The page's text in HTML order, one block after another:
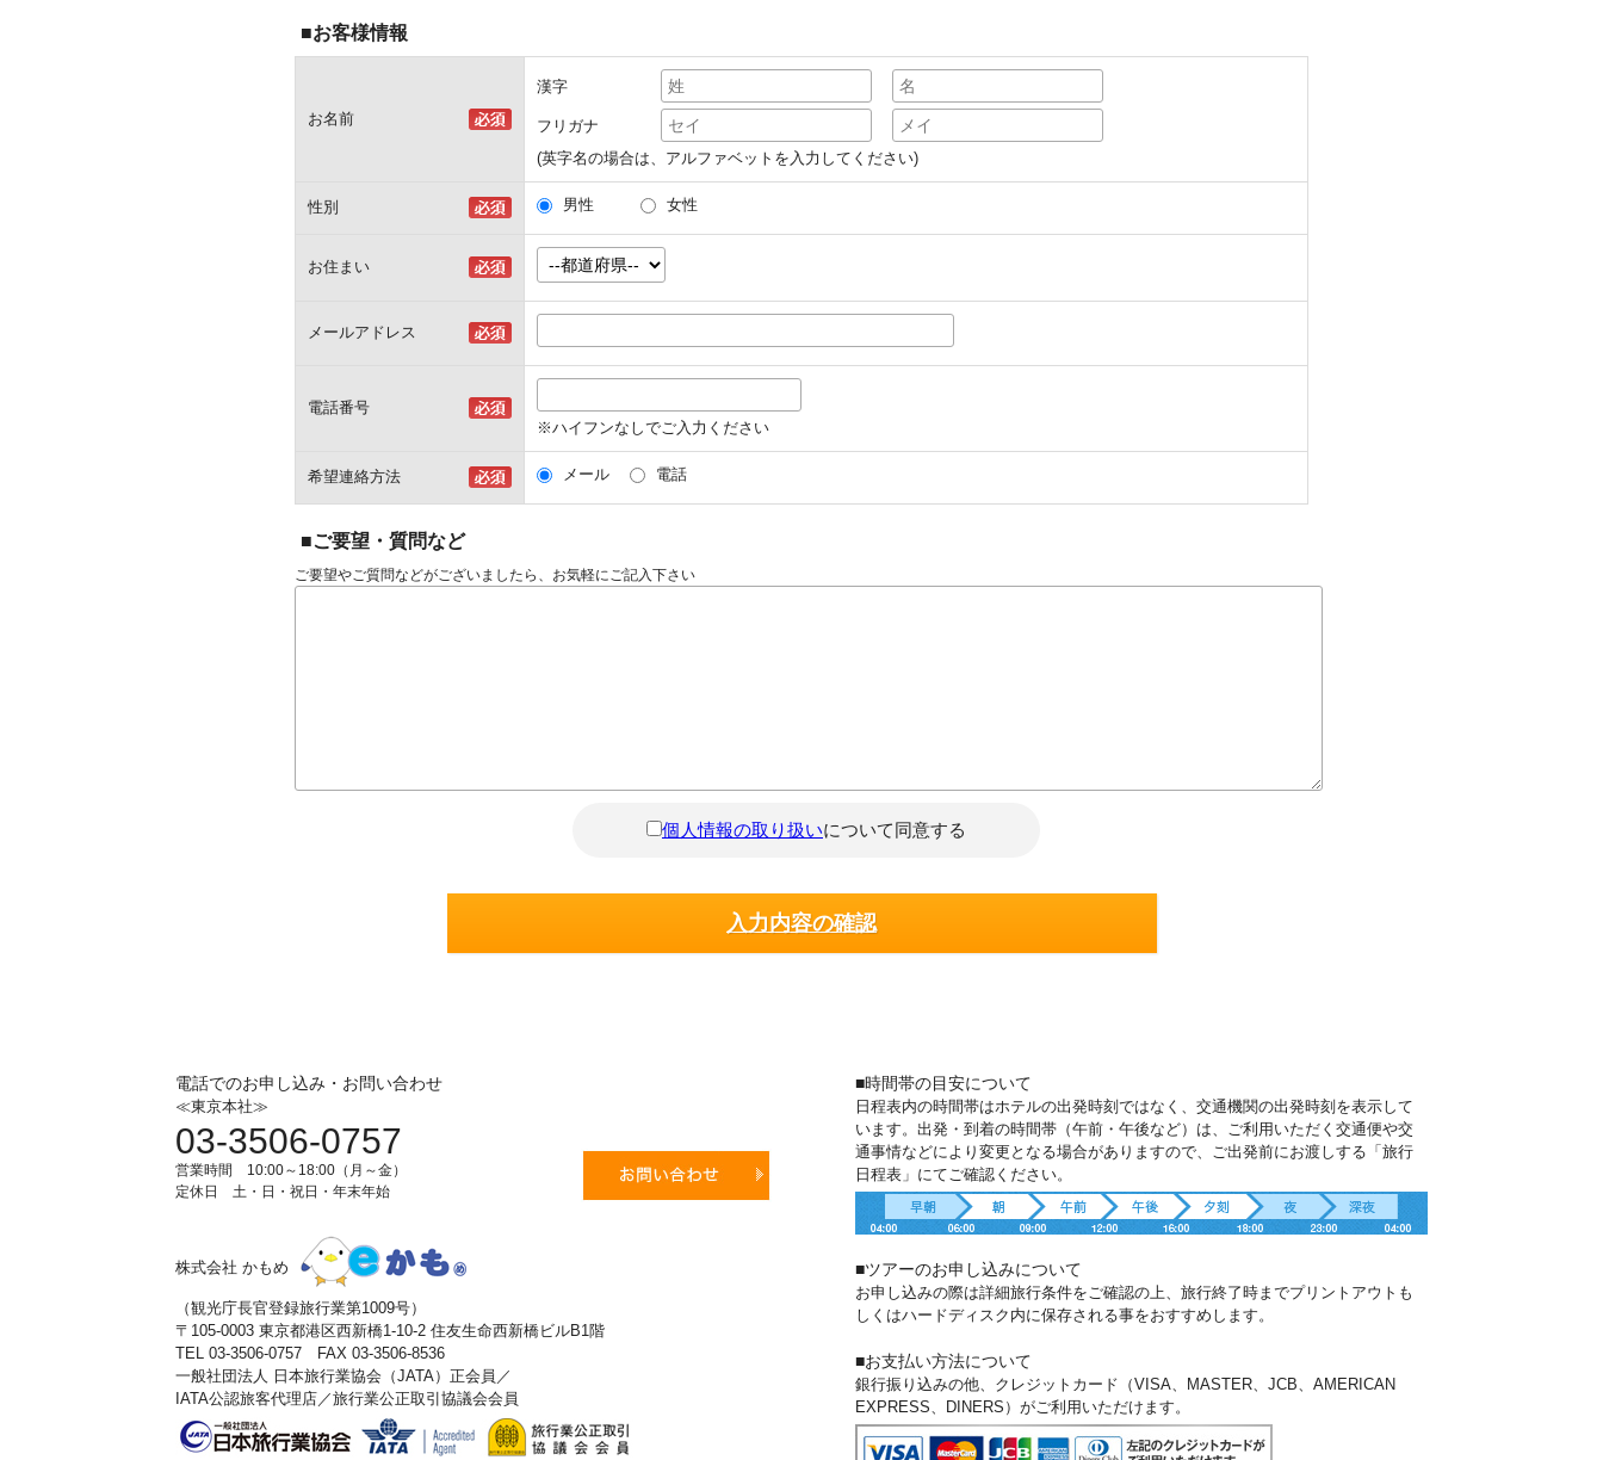
■お客様情報
お名前
漢字
フリガナ
(英字名の場合は、アルファベットを入力してください)
性別 男性 女性
お住まい
メールアドレス
電話番号
※ハイフンなしでご入力ください
希望連絡方法 メール 電話
■ご要望・質問など
ご要望やご質問などがございましたら、お気軽にご記入下さい
個人情報の取り扱いについて同意する
電話でのお申し込み・お問い合わせ
≪東京本社≫
03-3506-0757
営業時間 10:00～18:00（月～金）
定休日 土・日・祝日・年末年始
株式会社 かもめ
（観光庁長官登録旅行業第1009号）
〒105-0003 東京都港区西新橋1-10-2 住友生命西新橋ビルB1階
TEL 03-3506-0757 FAX 03-3506-8536
一般社団法人 日本旅行業協会（JATA）正会員／
IATA公認旅客代理店／旅行業公正取引協議会会員
■時間帯の目安について
日程表内の時間帯はホテルの出発時刻ではなく、交通機関の出発時刻を表示して
います。出発・到着の時間帯（午前・午後など）は、ご利用いただく交通便や交
通事情などにより変更となる場合がありますので、ご出発前にお渡しする「旅行
日程表」にてご確認ください。
■ツアーのお申し込みについて
お申し込みの際は詳細旅行条件をご確認の上、旅行終了時までプリントアウトも
しくはハードディスク内に保存される事をおすすめします。
■お支払い方法について
銀行振り込みの他、クレジットカード（VISA、MASTER、JCB、AMERICAN
EXPRESS、DINERS）がご利用いただけます。